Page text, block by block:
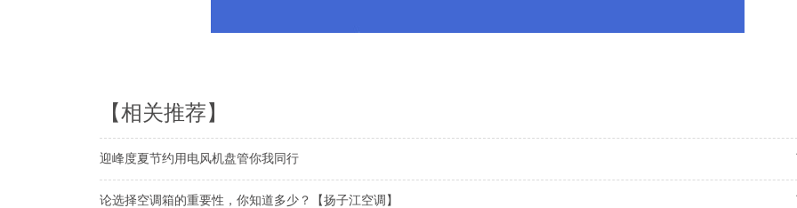
【相关推荐】
迎峰度夏节约用电风机盘管你我同行
论选择空调箱的重要性，你知道多少？【扬子江空调】